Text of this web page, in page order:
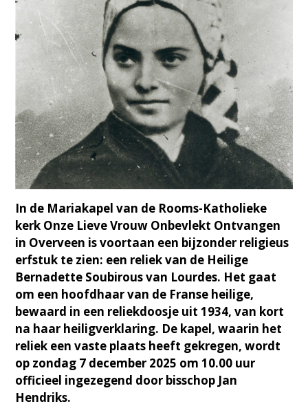
In de Mariakapel van de Rooms-Katholieke
kerk Onze Lieve Vrouw Onbevlekt Ontvangen
in Overveen is voortaan een bijzonder religieus
erfstuk te zien: een reliek van de Heilige
Bernadette Soubirous van Lourdes. Het gaat
om een hoofdhaar van de Franse heilige,
bewaard in een reliekdoosje uit 1934, van kort
na haar heiligverklaring. De kapel, waarin het
reliek een vaste plaats heeft gekregen, wordt
op zondag 7 december 2025 om 10.00 uur
officieel ingezegend door bisschop Jan
Hendriks.